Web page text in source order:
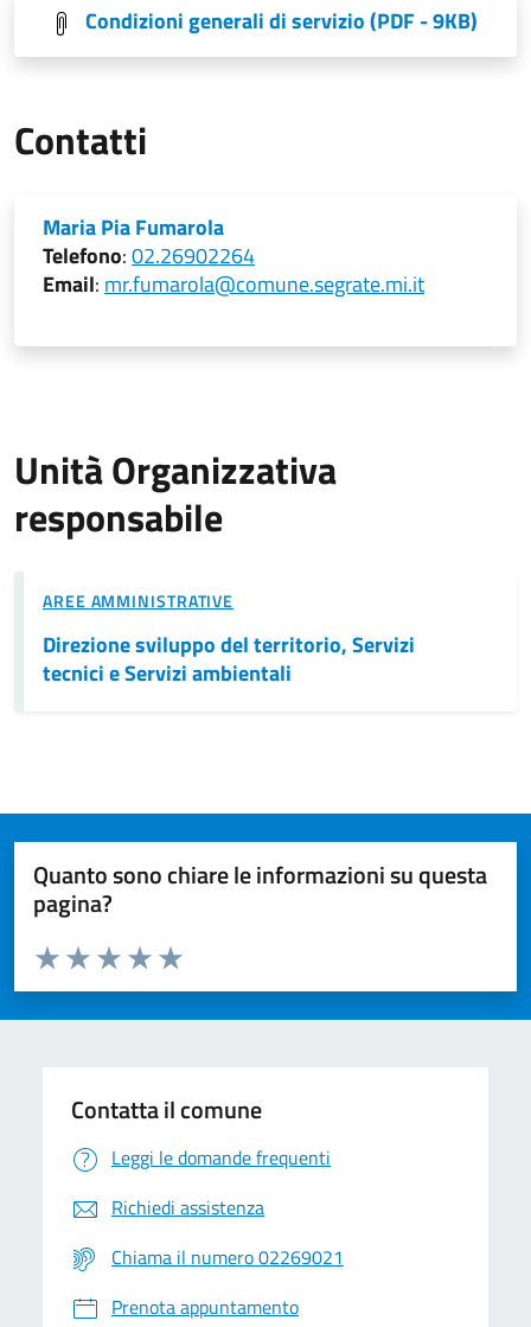
Condizioni generali di servizio(PDF - 9KB)
Contatti
Maria Pia Fumarola
Telefono:02.26902264
Email: mr.fumarola@comune.segrate.mi.it
Unità Organizzativa
responsabile
AREE AMMINISTRATIVE
Direzione sviluppo del territorio, Servizi
tecnici e Servizi ambientali
Quanto sono chiare le informazioni su questa
pagina?
Valuta da 1 a 5 stelle la pagina
Valuta 5 stelle su 5
Valuta 4 stelle su 5
Valuta 3 stelle su 5
Valuta 2 stelle su 5
Valuta 1 stelle su 5
Contatta il comune
Leggi le domande frequenti
Richiedi assistenza
Chiama il numero 02269021
Prenota appuntamento